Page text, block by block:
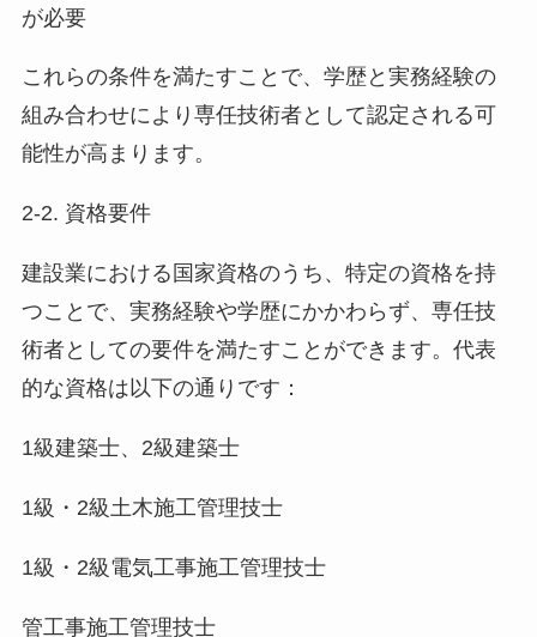
が必要
これらの条件を満たすことで、学歴と実務経験の
組み合わせにより専任技術者として認定される可
能性が高まります。
2-2. 資格要件
建設業における国家資格のうち、特定の資格を持
つことで、実務経験や学歴にかかわらず、専任技
術者としての要件を満たすことができます。代表
的な資格は以下の通りです：
1級建築士、2級建築士
1級・2級土木施工管理技士
1級・2級電気工事施工管理技士
管工事施工管理技士